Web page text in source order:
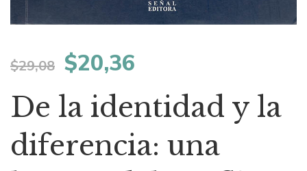
$29,08 El
precio
original
era:
$20,36
precio
es:
De la identidad y la
diferencia: una